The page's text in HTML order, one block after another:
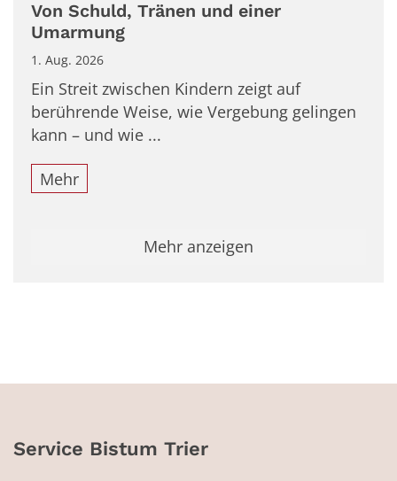
Von Schuld, Tränen und einer
Umarmung
1. Aug. 2026
Ein Streit zwischen Kindern zeigt auf
berührende Weise, wie Vergebung gelingen
kann – und wie ...
Mehr
Mehr anzeigen
Service Bistum Trier